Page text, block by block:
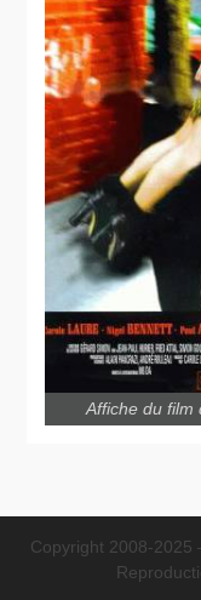
Affiche du film
Copyright 2008-2025